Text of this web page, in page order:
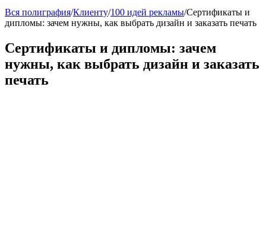
Вся полиграфия/Клиенту/100 идей рекламы/Сертификаты и
дипломы: зачем нужны, как выбрать дизайн и заказать печать
Сертификаты и дипломы: зачем
нужны, как выбрать дизайн и заказать
печать